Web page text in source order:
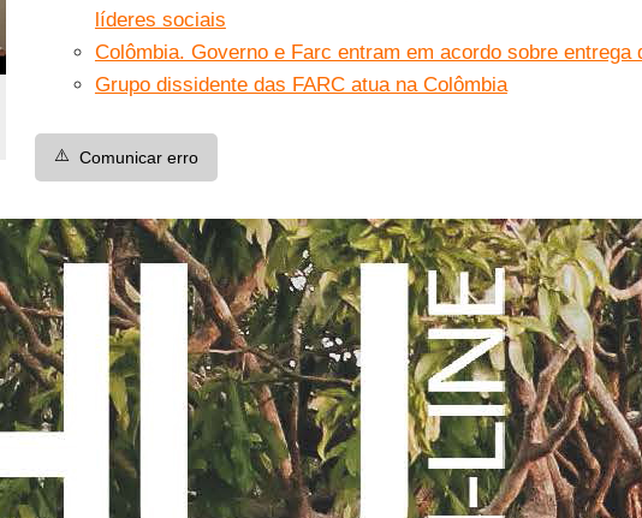
líderes sociais
Colômbia. Governo e Farc entram em acordo sobre entrega
Grupo dissidente das FARC atua na Colômbia
⚠️ Comunicar erro